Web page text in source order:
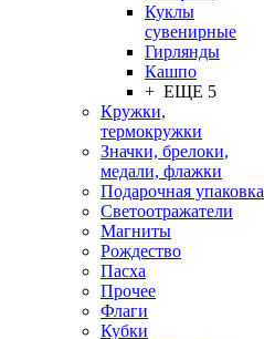
Куклы
сувенирные
Гирлянды
Кашпо
+ ЕЩЕ 5
Кружки,
термокружки
Значки, брелоки,
медали, флажки
Подарочная упаковка
Светоотражатели
Магниты
Рождество
Пасха
Прочее
Флаги
Кубки